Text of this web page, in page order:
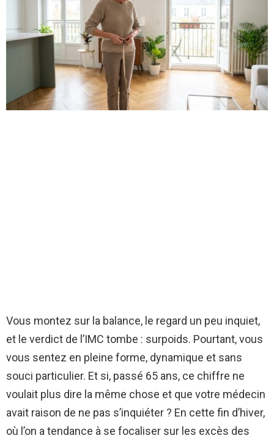
Vous montez sur la balance, le regard un peu inquiet,
et le verdict de l’IMC tombe : surpoids. Pourtant, vous
vous sentez en pleine forme, dynamique et sans
souci particulier. Et si, passé 65 ans, ce chiffre ne
voulait plus dire la même chose et que votre médecin
avait raison de ne pas s’inquiéter ? En cette fin d’hiver,
où l’on a tendance à se focaliser sur les excès des